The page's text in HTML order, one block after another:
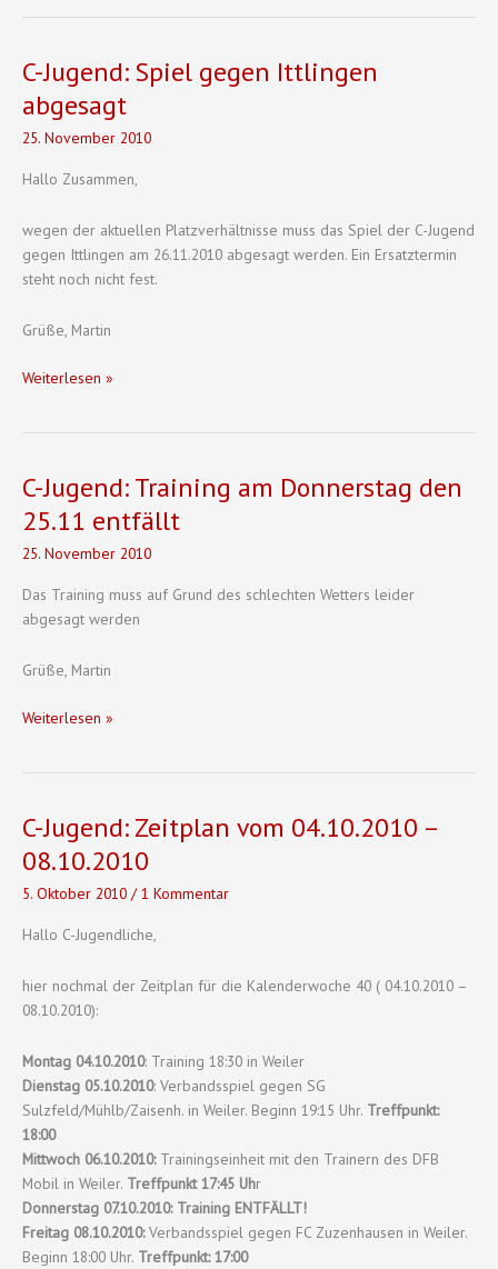
C-Jugend: Spiel gegen Ittlingen
abgesagt
25. November 2010
Hallo Zusammen,
wegen der aktuellen Platzverhältnisse muss das Spiel der C-Jugend
gegen Ittlingen am 26.11.2010 abgesagt werden. Ein Ersatztermin
steht noch nicht fest.
Grüße, Martin
C-
abgesagt
Weiterlesen »
C-Jugend: Training am Donnerstag den
25.11 entfällt
25. November 2010
Das Training muss auf Grund des schlechten Wetters leider
abgesagt werden
Grüße, Martin
C-
den
25.11
entfällt
Weiterlesen »
C-Jugend: Zeitplan vom 04.10.2010 –
08.10.2010
5. Oktober 2010 /1 Kommentar
Hallo C-Jugendliche,
hier nochmal der Zeitplan für die Kalenderwoche 40 ( 04.10.2010 –
08.10.2010):
Montag 04.10.2010: Training 18:30 in Weiler
Dienstag 05.10.2010: Verbandsspiel gegen SG
Sulzfeld/Mühlb/Zaisenh. in Weiler. Beginn 19:15 Uhr. Treffpunkt:
18:00
Mittwoch 06.10.2010:Trainingseinheit mit den Trainern des DFB
Mobil in Weiler. Treffpunkt 17:45 Uhr
Donnerstag 07.10.2010: Training ENTFÄLLT!
Freitag 08.10.2010:Verbandsspiel gegen FC Zuzenhausen in Weiler.
Beginn 18:00 Uhr. Treffpunkt: 17:00